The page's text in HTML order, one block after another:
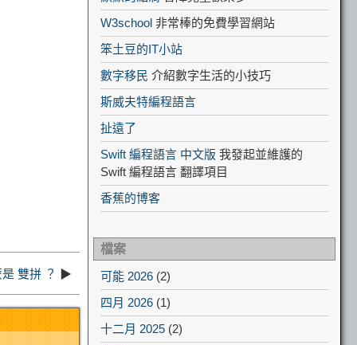
雙拼 ？ ▶
W3school 非常棒的免費學習網站
笨土豆的IT小站
數字移民 介紹數字生活的小技巧
斯威夫特編程語言
扯遠了
Swift 編程語言 中文版 我發起並維護的
Swift 編程語言 翻譯項目
香蕉的博客
檔案
可能 2026 (2)
四月 2026 (1)
十二月 2025 (2)